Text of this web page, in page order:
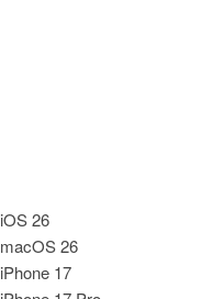
iOS 26
macOS 26
iPhone 17